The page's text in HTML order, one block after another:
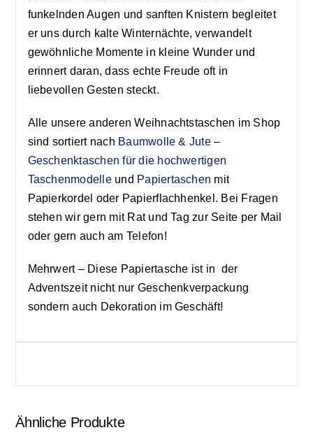
funkelnden Augen und sanften Knistern begleitet
er uns durch kalte Winternächte, verwandelt
gewöhnliche Momente in kleine Wunder und
erinnert daran, dass echte Freude oft in
liebevollen Gesten steckt.
Alle unsere anderen Weihnachtstaschen im Shop
sind sortiert nach Baumwolle & Jute–
Geschenktaschen für die hochwertigen
Taschenmodelleund Papiertaschen mit
Papierkordel oder Papierflachhenkel. Bei Fragen
stehen wir gern mit Rat und Tag zur Seite per Mail
oder gern auch am Telefon!
Mehrwert – Diese Papiertasche ist in der
Adventszeit nicht nur Geschenkverpackung
sondern auch Dekoration im Geschäft!
Ähnliche Produkte